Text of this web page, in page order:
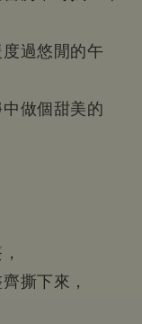
過悠閒的午
做個甜美的
撕下來，